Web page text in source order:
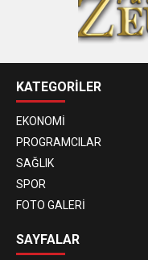
KATEGORİLER
EKONOMİ
PROGRAMCILAR
SAĞLIK
SPOR
FOTO GALERİ
SAYFALAR